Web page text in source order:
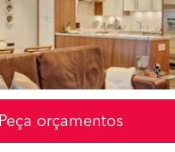
Peça orçamentos